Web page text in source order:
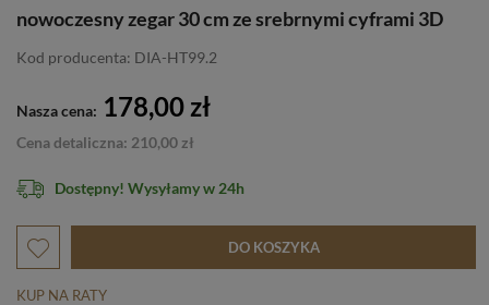
nowoczesny zegar 30 cm ze srebrnymi cyframi 3D
Kod producenta: DIA-HT99.2
Nasza cena: 178,00 zł
Cena detaliczna: 210,00 zł
Dostępny! Wysyłamy w 24h
DO KOSZYKA
KUP NA RATY